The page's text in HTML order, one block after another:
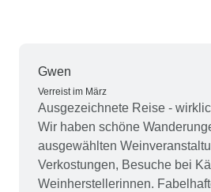
Gwen
Verreist im März
Ausgezeichnete Reise -
Wir haben schöne
ausgewählten
Verkostungen, Besuche bei
Weinherstellerinnen.